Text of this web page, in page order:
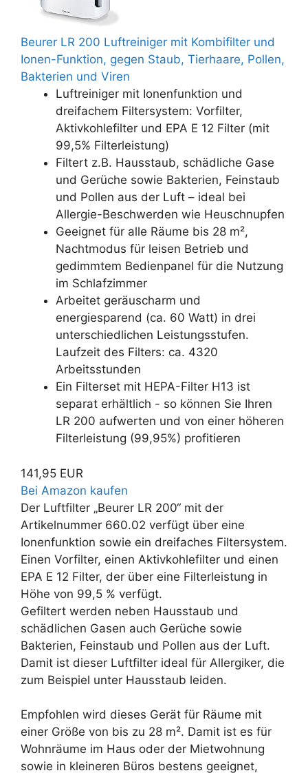
Beurer LR 200 Luftreiniger mit Kombifilter und
Ionen-Funktion, gegen Staub, Tierhaare, Pollen,
Bakterien und Viren
Luftreiniger mit Ionenfunktion und
dreifachem Filtersystem: Vorfilter,
Aktivkohlefilter und EPA E 12 Filter (mit
99,5% Filterleistung)
Filtert z.B. Hausstaub, schädliche Gase
und Gerüche sowie Bakterien, Feinstaub
und Pollen aus der Luft – ideal bei
Allergie-Beschwerden wie Heuschnupfen
Geeignet für alle Räume bis 28 m²,
Nachtmodus für leisen Betrieb und
gedimmtem Bedienpanel für die Nutzung
im Schlafzimmer
Arbeitet geräuscharm und
energiesparend (ca. 60 Watt) in drei
unterschiedlichen Leistungsstufen.
Laufzeit des Filters: ca. 4320
Arbeitsstunden
Ein Filterset mit HEPA-Filter H13 ist
separat erhältlich - so können Sie Ihren
LR 200 aufwerten und von einer höheren
Filterleistung (99,95%) profitieren
141,95 EUR
Bei Amazon kaufen
Der Luftfilter „Beurer LR 200“ mit der
Artikelnummer 660.02 verfügt über eine
Ionenfunktion sowie ein dreifaches Filtersystem.
Einen Vorfilter, einen Aktivkohlefilter und einen
EPA E 12 Filter, der über eine Filterleistung in
Höhe von 99,5 % verfügt.
Gefiltert werden neben Hausstaub und
schädlichen Gasen auch Gerüche sowie
Bakterien, Feinstaub und Pollen aus der Luft.
Damit ist dieser Luftfilter ideal für Allergiker, die
zum Beispiel unter Hausstaub leiden.
Empfohlen wird dieses Gerät für Räume mit
einer Größe von bis zu 28 m². Damit ist es für
Wohnräume im Haus oder der Mietwohnung
sowie in kleineren Büros bestens geeignet,